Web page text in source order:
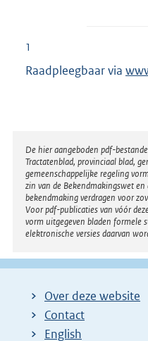
1
Raadpleegbaar via E
r
n
e
l
i
n
k
Disclaimer
De hier aangeboden pdf-
Tractatenblad, provinciaal blad,
gemeenschappelijke regeling
zin van de Bekendmakingswet
bekendmaking verdragen voor
Voor pdf-publicaties van vóór
vorm uitgegeven bladen formele
elektronische versies daarvan
Over deze website
Contact
English